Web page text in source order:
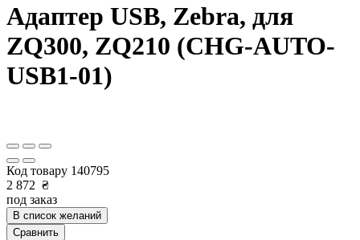
Адаптер USB, Zebra, для
ZQ300, ZQ210 (CHG-AUTO-
USB1-01)
Код товару 140795
2 872 ₴
под заказ
В список желаний
Сравнить